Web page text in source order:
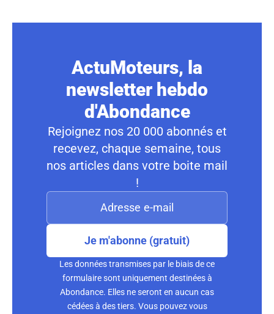
ActuMoteurs, la
newsletter hebdo
d'Abondance
Rejoignez nos 20 000 abonnés et
recevez, chaque semaine, tous
nos articles dans votre boite mail
!
Je m'abonne (gratuit)
Les données transmises par le biais de ce
formulaire sont uniquement destinées à
Abondance. Elles ne seront en aucun cas
cédées à des tiers. Vous pouvez vous